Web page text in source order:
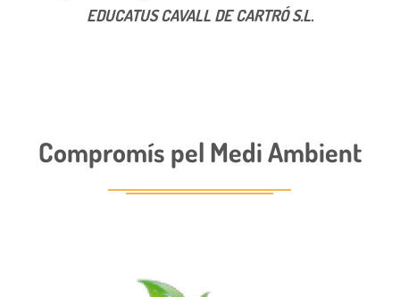
EDUCATUS CAVALL DE CARTRÓ S.L.
Compromís pel Medi Ambient